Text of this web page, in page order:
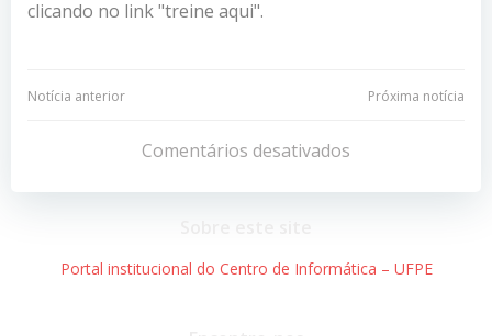
clicando no link "treine aqui".
Navegação
Post
Notícia anterior
Navegação
de
Post
Próxima notícia
Comentários desativados
Portal institucional do Centro de Informática – UFPE